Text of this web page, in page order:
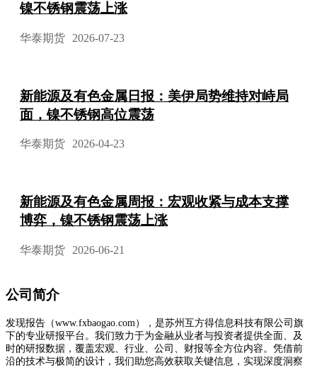
镍不锈钢震荡上涨
华泰期货 2026-07-23
新能源及有色金属日报：美伊局势维持对峙局
面，镍不锈钢高位震荡
华泰期货 2026-04-23
新能源及有色金属周报：宏观收紧与成本支撑
博弈，镍不锈钢震荡上涨
华泰期货 2026-06-21
公司简介
发现报告（www.fxbaogao.com），是苏州互方得信息科技有限公司旗
下的专业研报平台。我们致力于为金融从业者与投资者提供全面、及
时的研报数据，覆盖宏观、行业、公司、财报等全方位内容。凭借前
沿的技术与极简的设计，我们助您高效获取关键信息，实现深度洞察